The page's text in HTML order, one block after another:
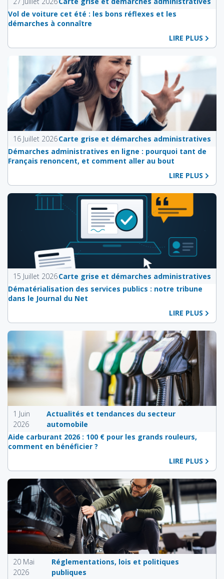
Vol de voiture cet été : les bons réflexes et les
démarches à connaître
LIRE PLUS
16 Juillet 2026Carte grise et démarches administratives
Démarches administratives en ligne : pourquoi tant de
Français renoncent, et comment aller au bout
LIRE PLUS
15 Juillet 2026Carte grise et démarches administratives
Dématérialisation des services publics : notre tribune
dans le Journal du Net
LIRE PLUS
1 Juin
2026
Actualités et tendances du secteur
automobile
Aide carburant 2026 : 100 € pour les grands rouleurs,
comment en bénéficier ?
LIRE PLUS
20 Mai
2026
Réglementations, lois et politiques
publiques